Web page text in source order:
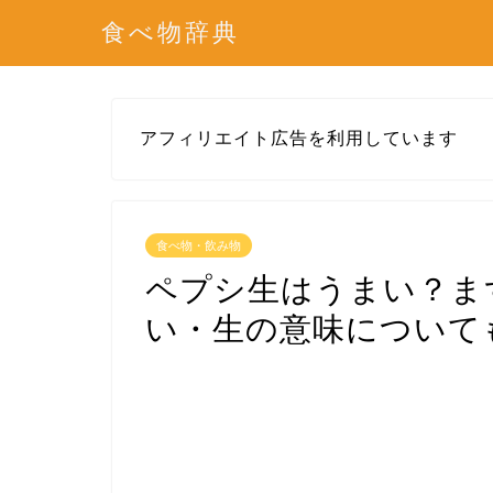
食べ物辞典
アフィリエイト広告を利用しています
食べ物・飲み物
ペプシ生はうまい？
い・生の意味につい